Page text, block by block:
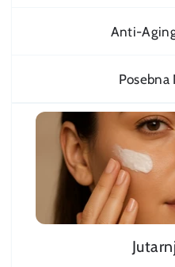
Anti-
Posebna